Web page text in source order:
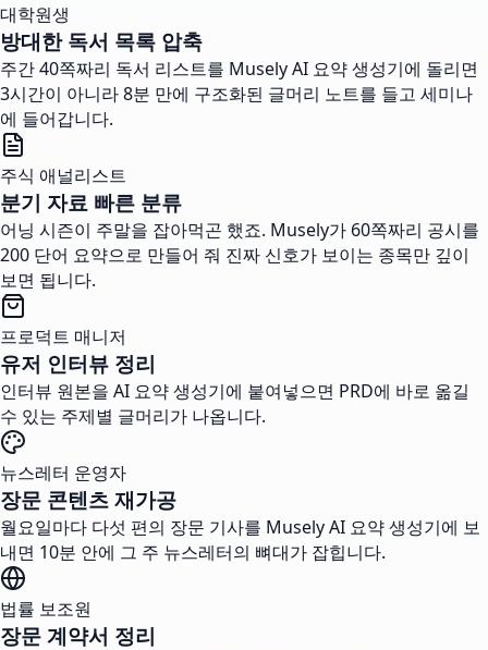
대학원생
방대한 독서 목록 압축
주간 40쪽짜리 독서 리스트를 Musely AI 요약 생성기에 돌리면
3시간이 아니라 8분 만에 구조화된 글머리 노트를 들고 세미나
에 들어갑니다.
주식 애널리스트
분기 자료 빠른 분류
어닝 시즌이 주말을 잡아먹곤 했죠. Musely가 60쪽짜리 공시를
200 단어 요약으로 만들어 줘 진짜 신호가 보이는 종목만 깊이
보면 됩니다.
프로덕트 매니저
유저 인터뷰 정리
인터뷰 원본을 AI 요약 생성기에 붙여넣으면 PRD에 바로 옮길
수 있는 주제별 글머리가 나옵니다.
뉴스레터 운영자
장문 콘텐츠 재가공
월요일마다 다섯 편의 장문 기사를 Musely AI 요약 생성기에 보
내면 10분 안에 그 주 뉴스레터의 뼈대가 잡힙니다.
법률 보조원
장문 계약서 정리